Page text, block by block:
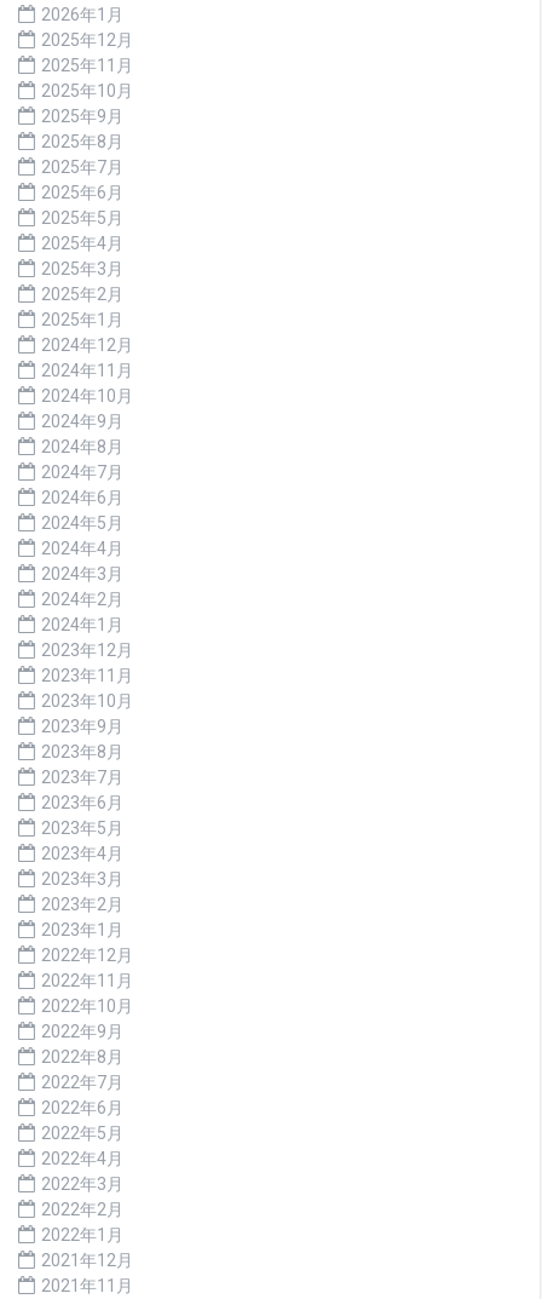
2026年1月
2025年12月
2025年11月
2025年10月
2025年9月
2025年8月
2025年7月
2025年6月
2025年5月
2025年4月
2025年3月
2025年2月
2025年1月
2024年12月
2024年11月
2024年10月
2024年9月
2024年8月
2024年7月
2024年6月
2024年5月
2024年4月
2024年3月
2024年2月
2024年1月
2023年12月
2023年11月
2023年10月
2023年9月
2023年8月
2023年7月
2023年6月
2023年5月
2023年4月
2023年3月
2023年2月
2023年1月
2022年12月
2022年11月
2022年10月
2022年9月
2022年8月
2022年7月
2022年6月
2022年5月
2022年4月
2022年3月
2022年2月
2022年1月
2021年12月
2021年11月